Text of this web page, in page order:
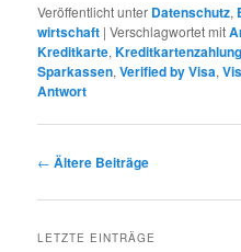
Veröffentlicht unter Datenschutz,
wirtschaft |Verschlagwortet mit
Kreditkarte,Kreditkartenzahlung
Sparkassen,Verified by Visa,
Antwort
Beitrags-
← Ältere Beiträge
LETZTE EINTRÄGE